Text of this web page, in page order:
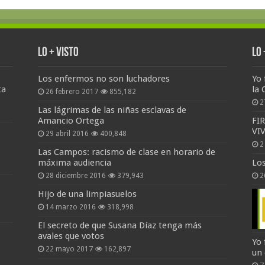
Lo + Visto
Los enfermos no son luchadores
26 febrero 2017 855,182
Las lágrimas de las niñas esclavas de
Amancio Ortega
29 abril 2016 400,848
Las Campos: racismo de clase en horario de
máxima audiencia
28 diciembre 2016 379,943
Hijo de una limpiasuelos
14 marzo 2016 318,998
El secreto de que Susana Díaz tenga más
avales que votos
22 mayo 2017 162,897
Lo
Yo
la
Yo
un